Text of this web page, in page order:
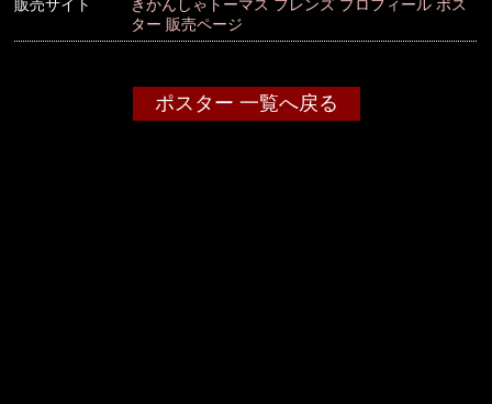
販売サイト
きかんしゃトーマス フレンズ プロフィール ポス
ター 販売ページ
ポスター 一覧へ戻る